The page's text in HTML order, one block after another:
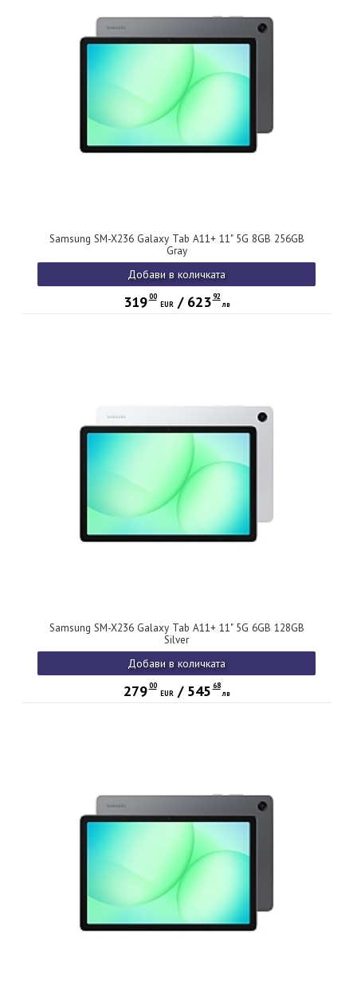
Samsung SM-X236 Galaxy Tab A11+ 11" 5G 8GB 256GB
Gray
Добави в количката
319 00
EUR/ 623 92
лв
Samsung SM-X236 Galaxy Tab A11+ 11" 5G 6GB 128GB
Silver
Добави в количката
279 00
EUR/ 545 68
лв